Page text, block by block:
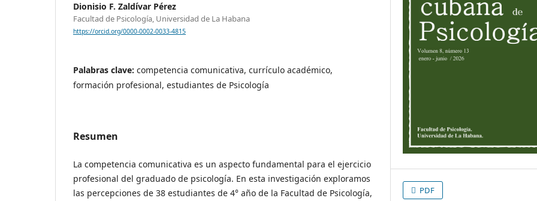
Dionisio F. Zaldívar Pérez
Facultad de Psicología, Universidad de La Habana
https://orcid.org/0000-0002-0033-4815
Palabras clave: competencia comunicativa, currículo académico,
formación profesional, estudiantes de Psicología
Resumen
La competencia comunicativa es un aspecto fundamental para el ejercicio
profesional del graduado de psicología. En esta investigación exploramos
las percepciones de 38 estudiantes de 4° año de la Facultad de Psicología,
PDF